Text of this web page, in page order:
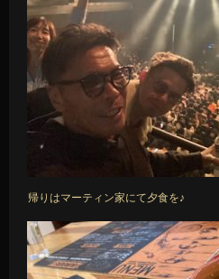
帰りはマーティン家にて夕食を♪